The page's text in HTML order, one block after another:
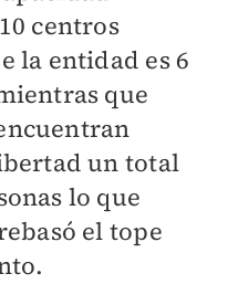
centros
la entidad es 6
que
un total
lo que
el tope